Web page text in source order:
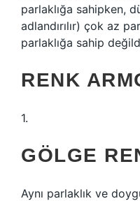
parlaklığa sahipken,
adlandırılır) çok az
parlaklığa sahip
RENK
1.
GÖLGE
Aynı parlaklık ve